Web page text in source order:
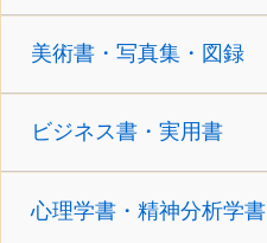
美術書・写真集・図録
ビジネス書・実用書
心理学書・精神分析学書